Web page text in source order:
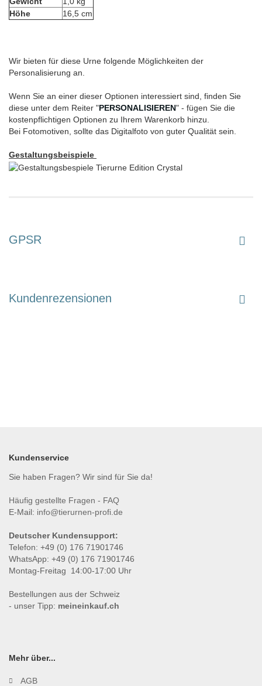
Höhe
16,5 cm
Wir bieten für diese Urne folgende Möglichkeiten der
Personalisierung an.
Wenn Sie an einer dieser Optionen interessiert sind, finden Sie
diese unter dem Reiter "PERSONALISIEREN" - fügen Sie die
kostenpflichtigen Optionen zu Ihrem Warenkorb hinzu.
Bei Fotomotiven, sollte das Digitalfoto von guter Qualität sein.
Gestaltungsbeispiele
GPSR
Kundenrezensionen
Kundenservice
Sie haben Fragen? Wir sind für Sie da!
Häufig gestellte Fragen - FAQ
E-Mail: info@tierurnen-profi.de
Deutscher Kundensupport:
Telefon: +49 (0) 176 71901746
WhatsApp: +49 (0) 176 71901746
Montag-Freitag 14:00-17:00 Uhr
Bestellungen aus der Schweiz
- unser Tipp: meineinkauf.ch
Mehr über...
AGB